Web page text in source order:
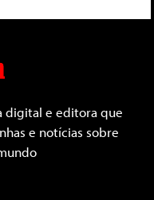
digital e editora que
e notícias sobre